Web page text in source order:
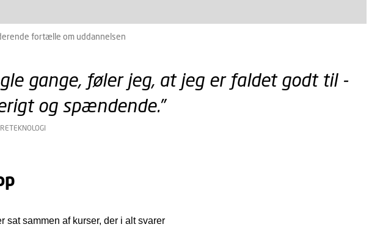
fortælle om uddannelsen
gange, føler jeg, at jeg er faldet godt til -
og spændende.”
sat sammen af kurser, der i alt svarer